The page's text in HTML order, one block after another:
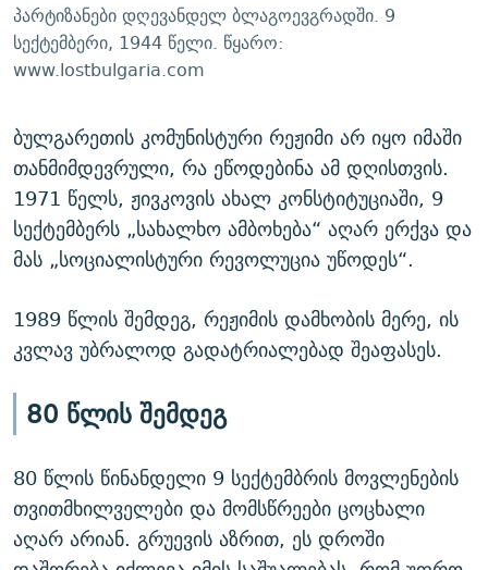
პარტიზანები დღევანდელ ბლაგოევგრადში. 9
სექტემბერი, 1944 წელი. წყარო:
www.lostbulgaria.com
ბულგარეთის კომუნისტური რეჟიმი არ იყო იმაში
თანმიმდევრული, რა ეწოდებინა ამ დღისთვის.
1971 წელს, ჟივკოვის ახალ კონსტიტუციაში, 9
სექტემბერს „სახალხო ამბოხება“ აღარ ერქვა და
მას „სოციალისტური რევოლუცია უწოდეს“.
1989 წლის შემდეგ, რეჟიმის დამხობის მერე, ის
კვლავ უბრალოდ გადატრიალებად შეაფასეს.
80 წლის შემდეგ
80 წლის წინანდელი 9 სექტემბრის მოვლენების
თვითმხილველები და მომსწრეები ცოცხალი
აღარ არიან. გრუევის აზრით, ეს დროში